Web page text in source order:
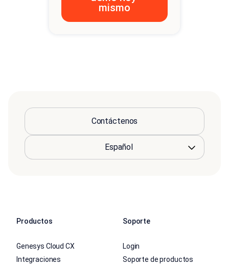
Contáctenos
Productos
Genesys Cloud CX
Integraciones
Soporte
Login
Soporte de productos